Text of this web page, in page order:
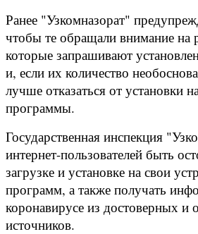
Ранее "Узкомназорат"
чтобы те обращали внимание на
которые запрашивают
и, если их количество
лучше отказаться от установки
программы.
Государственная инспекция
интернет-пользователей быть
загрузке и установке на свои
программ, а также получать
коронавирусе из достоверных и
источников.